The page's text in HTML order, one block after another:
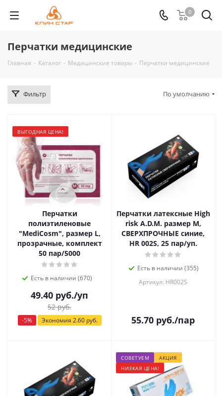
0
Перчатки медицинские
Главная - Каталог - Медицинские товары - Перчатки медицинские
Фильтр По умолчанию
ВЫГОДНАЯ ЦЕНА!
Перчатки
полиэтиленовые
"MediCosm", размер L,
прозрачные, комплект
50 пар/5000
Есть в наличии (670)
49.40 руб./уп
52руб.
-5% Экономия 2.60руб.
Перчатки латексные High
risk A.D.M. размер М,
СВЕРХПРОЧНЫЕ синие,
HR 002S, 25 пар/уп.
Есть в наличии (355)
Артикул: HR002S
55.70 руб./пар
СОВЕТУЕМ
АКЦИЯ
НИЗКАЯ ЦЕНА!